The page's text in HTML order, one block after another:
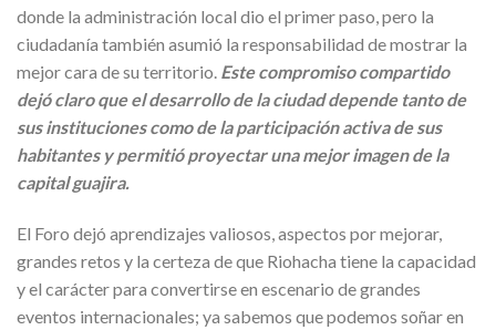
donde la administración local dio el primer paso, pero la
ciudadanía también asumió la responsabilidad de mostrar la
mejor cara de su territorio. Este compromiso compartido
dejó claro que el desarrollo de la ciudad depende tanto de
sus instituciones como de la participación activa de sus
habitantes y permitió proyectar una mejor imagen de la
capital guajira.
El Foro dejó aprendizajes valiosos, aspectos por mejorar,
grandes retos y la certeza de que Riohacha tiene la capacidad
y el carácter para convertirse en escenario de grandes
eventos internacionales; ya sabemos que podemos soñar en